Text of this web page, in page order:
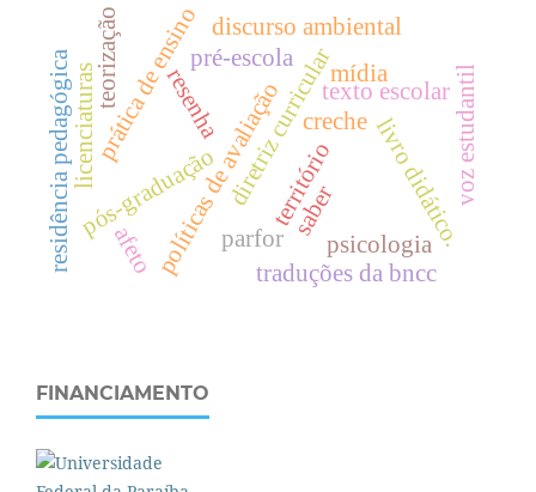
resenha
território
diretriz curricular
prática de ensino texto escolar
políticas de avaliação
pós-graduação saber
discurso ambiental
mídia
residência pedagógica livro didático.
licenciaturas
parfor
voz estudantil
pré-escola
creche
psicologia
traduções da bncc
teorização
afeto
FINANCIAMENTO